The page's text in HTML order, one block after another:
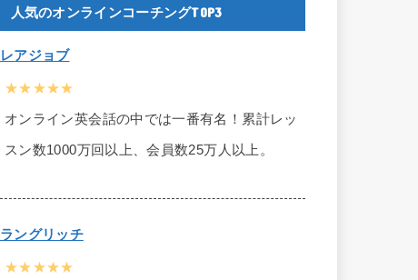
人気のオンラインコーチングTOP3
レアジョブ
★★★★★
オンライン英会話の中では一番有名！累計レッ
スン数1000万回以上、会員数25万人以上。
ラングリッチ
★★★★★